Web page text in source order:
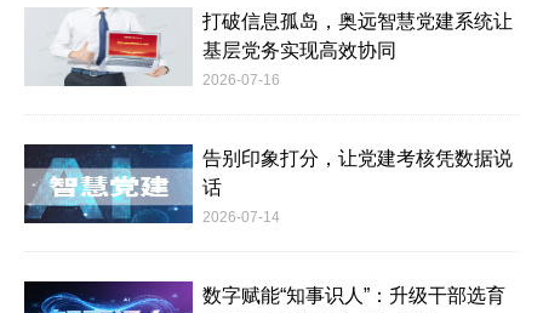
打破信息孤岛，奥远智慧党建系统让
基层党务实现高效协同
2026-07-16
告别印象打分，让党建考核凭数据说
话
2026-07-14
数字赋能“知事识人”：升级干部选育